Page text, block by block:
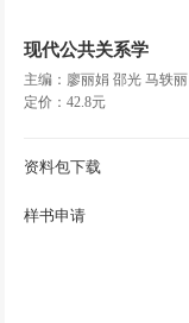
现代公共关系学
主编：廖丽娟 邵光 马轶丽
定价：42.8元
资料包下载
样书申请